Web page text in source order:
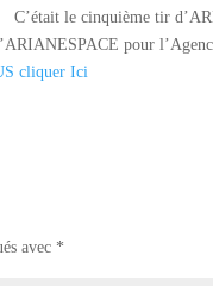
C’était le cinquième tir
pour
cliquer Ici
avec *